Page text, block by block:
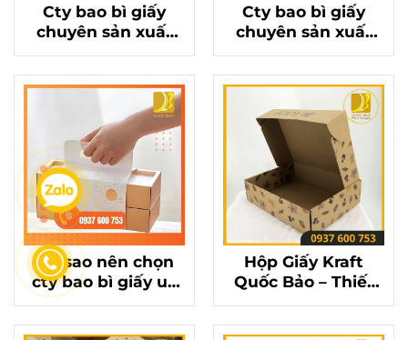
Cty bao bì giấy
chuyên sản xuất
hộp đựng bánh
Trung Thu đẹp,
sang trọng
Cty bao bì giấy
chuyên sản xuất
hộp đựng bánh
Trung Thu đẹp,
sang trọng
Tại sao nên chọn
cty bao bì giấy uy
tín để in hộp đựng
bánh Trung Thu?
Hộp Giấy Kraft
Quốc Bảo – Thiết
Kế Sang Trọng